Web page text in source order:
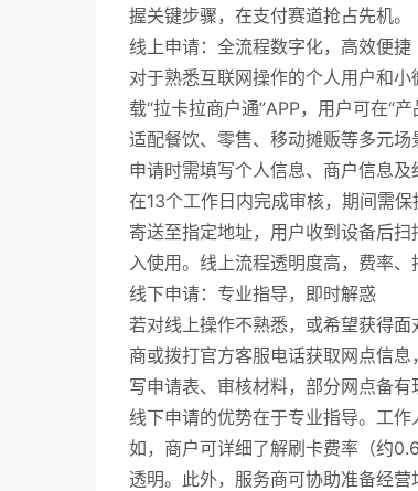
握关键步骤，在支付赛道抢占先机。
线上申请：全流程数字化，高效便捷
对于熟悉互联网操作的个人用户和
载“拉卡拉商户通”APP，用户可在“
适配餐饮、零售、移动摊贩等多元场
申请时需填写个人信息、商户信息
在13个工作日内完成审核，期间需
寄送至指定地址，用户收到设备后
入使用。线上流程透明度高，费率、
线下申请：专业指导，即时解惑
若对线上操作不熟悉，或希望获得
商或拨打官方客服电话获取网点信
写申请表、审核材料，部分网点备有
线下申请的优势在于专业指导。工
如，商户可详细了解刷卡费率（约
透明。此外，服务商可协助准备经